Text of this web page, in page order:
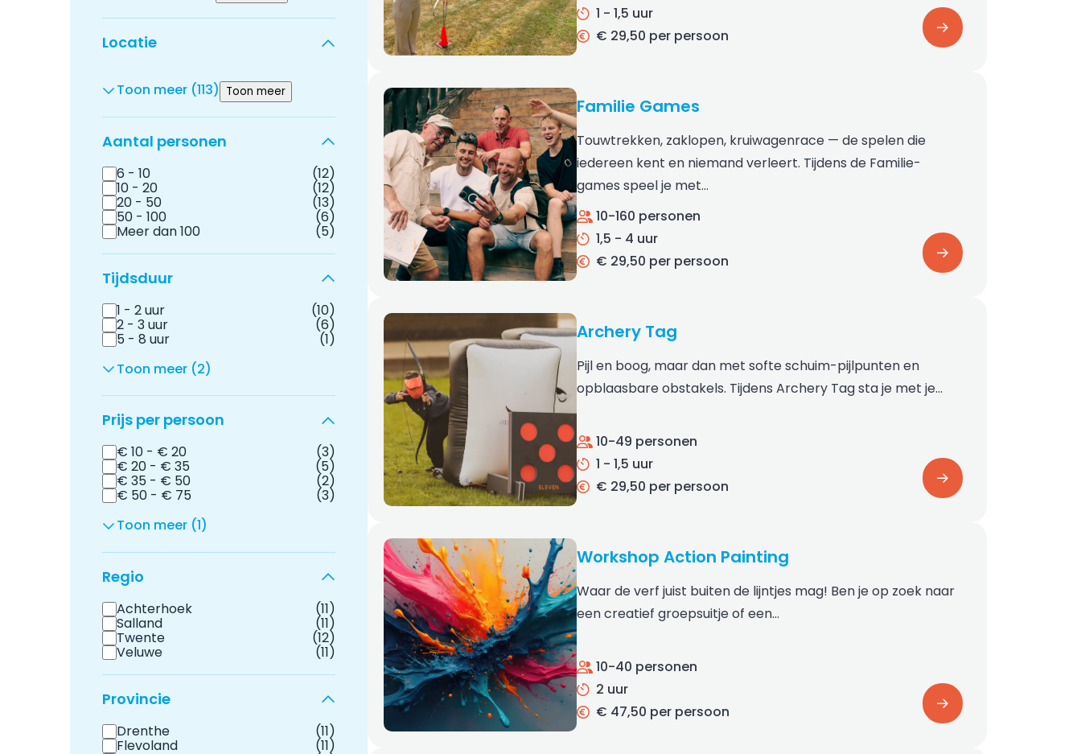
Locatie
Toon meer (113) Toon meer
Aantal personen
6 - 10 (12)
10 - 20 (12)
20 - 50 (13)
50 - 100 (6)
Meer dan 100 (5)
Tijdsduur
1 - 2 uur (10)
2 - 3 uur (6)
5 - 8 uur
(1)
Toon meer (2)
Prijs per persoon
€ 10 - € 20 (3)
€ 20 - € 35 (5)
€ 35 - € 50 (2)
€ 50 - € 75
(3)
Toon meer (1)
Regio
Achterhoek (11)
Salland (11)
Twente (12)
Veluwe (11)
Provincie
Drenthe (11)
Flevoland (11)
1 - 1,5 uur
€ 29,50 per persoon
Familie Games
Touwtrekken, zaklopen, kruiwagenrace — de spelen die
iedereen kent en niemand verleert. Tijdens de Familie-
games speel je met…
10-160 personen
1,5 - 4 uur
€ 29,50 per persoon
Archery Tag
Pijl en boog, maar dan met softe schuim-pijlpunten en
opblaasbare obstakels. Tijdens Archery Tag sta je met je…
10-49 personen
1 - 1,5 uur
€ 29,50 per persoon
Workshop Action Painting
Waar de verf juist buiten de lijntjes mag! Ben je op zoek naar
een creatief groepsuitje of een…
10-40 personen
2 uur
€ 47,50 per persoon